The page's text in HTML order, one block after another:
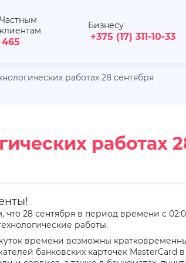
Частным
клиентам
465
Бизнесу
+375 (17) 311-10-33
работах 28 сентября
работах
28 сентября в период времени с
работы.
времени возможны
банковских карточек MasterCard в